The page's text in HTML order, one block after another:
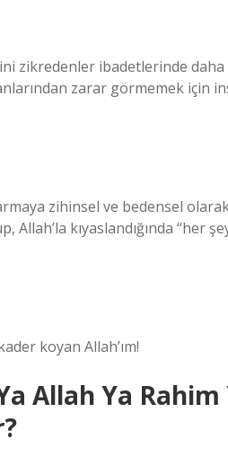
zikredenler ibadetlerinde
zarar görmemek için
zihinsel ve bedensel
kıyaslandığında “her
koyan Allah’ım!
Allah Ya Rahim